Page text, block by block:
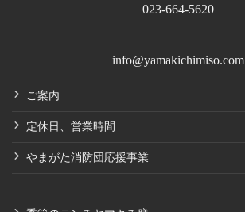
023-664-5620
info@yamakichimiso.com
ご案内
定休日、営業時間
やまがた消防団応援事業